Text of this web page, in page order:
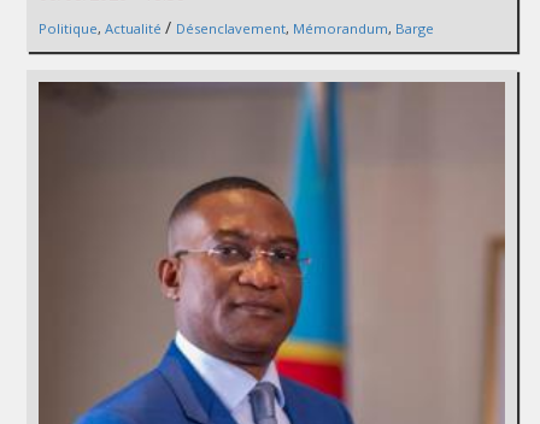
Politique, Actualité / Désenclavement, Mémorandum, Barge